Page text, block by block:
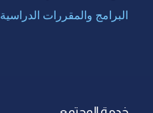
البرامج والمقررات الدراسية